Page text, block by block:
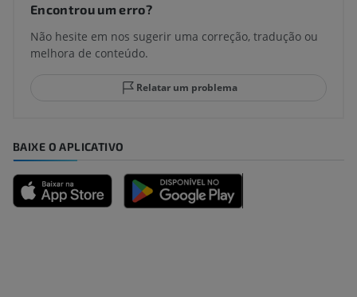
Encontrou um erro?
Não hesite em nos sugerir uma correção, tradução ou
melhora de conteúdo.
Relatar um problema
BAIXE O APLICATIVO